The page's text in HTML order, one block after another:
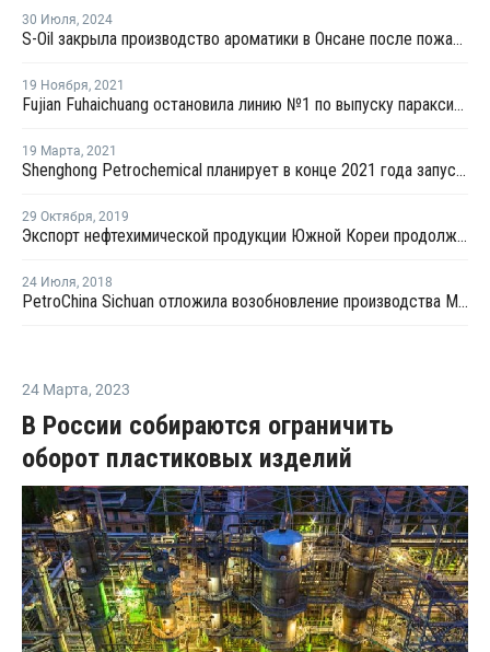
30 Июля, 2024
S-Oil закрыла производство ароматики в Онсане после пожара
19 Ноября, 2021
Fujian Fuhaichuang остановила линию №1 по выпуску параксилола в Китае на ремонт
19 Марта, 2021
Shenghong Petrochemical планирует в конце 2021 года запустить комплекс в Ляньюньгане
29 Октября, 2019
Экспорт нефтехимической продукции Южной Кореи продолжает снижаться в течение десяти месяцев подряд
24 Июля, 2018
PetroChina Sichuan отложила возобновление производства МЭГ на конец июля
24 Марта, 2023
В России собираются ограничить
оборот пластиковых изделий